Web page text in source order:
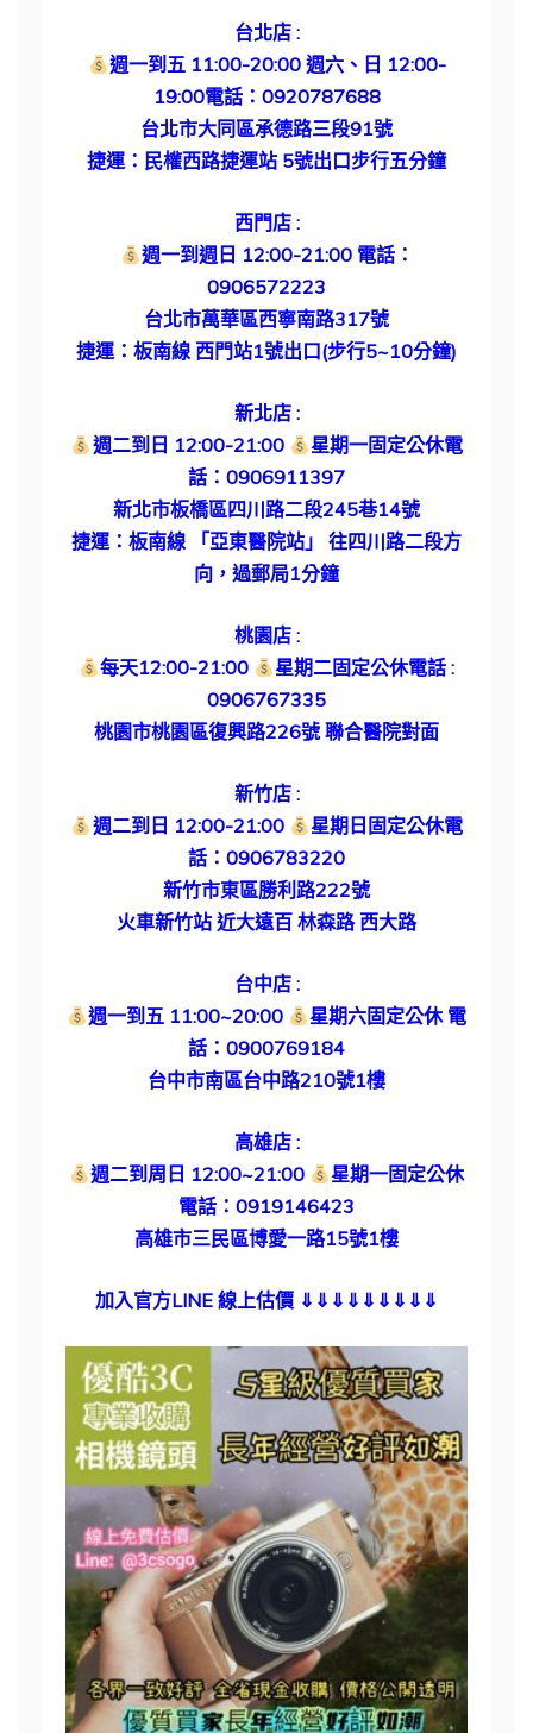
台北店 :
週一到五 11:00-20:00 週六、日 12:00-
19:00電話：0920787688
台北市大同區承德路三段91號
捷運：民權西路捷運站 5號出口步行五分鐘
西門店 :
週一到週日 12:00-21:00 電話：
0906572223
台北市萬華區西寧南路317號
捷運：板南線 西門站1號出口(步行5~10分鐘)
新北店 :
週二到日 12:00-21:00
星期一固定公休電
話：0906911397
新北市板橋區四川路二段245巷14號
捷運：板南線 「亞東醫院站」 往四川路二段方
向，過郵局1分鐘
桃園店 :
每天12:00-21:00
星期二固定公休電話 :
0906767335
桃園市桃園區復興路226號 聯合醫院對面
新竹店 :
週二到日 12:00-21:00
星期日固定公休電
話：0906783220
新竹市東區勝利路222號
火車新竹站 近大遠百 林森路 西大路
台中店 :
週一到五 11:00~20:00
星期六固定公休 電
話：0900769184
台中市南區台中路210號1樓
高雄店 :
週二到周日 12:00~21:00
星期一固定公休
電話：0919146423
高雄市三民區博愛一路15號1樓
加入官方LINE 線上估價 ⇓⇓⇓⇓⇓⇓⇓⇓⇓